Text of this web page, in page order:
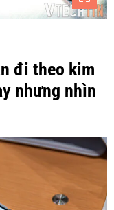
đi theo kim
nhưng nhìn